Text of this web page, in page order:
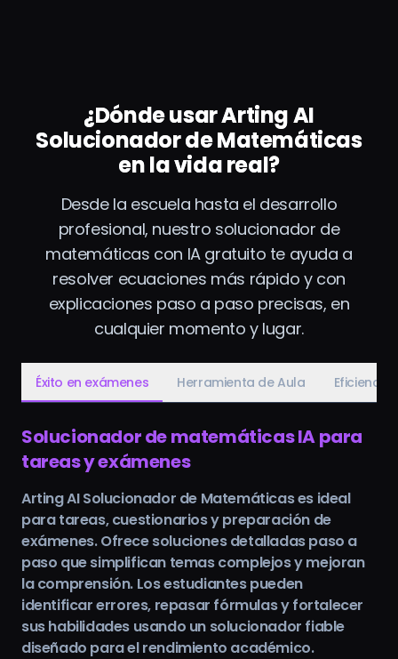
¿Dónde usar Arting AI
Solucionador de Matemáticas
en la vida real?
Desde la escuela hasta el desarrollo
profesional, nuestro solucionador de
matemáticas con IA gratuito te ayuda a
resolver ecuaciones más rápido y con
explicaciones paso a paso precisas, en
cualquier momento y lugar.
Éxito en exámenes Herramienta de Aula Eficiencia
Solucionador de matemáticas IA para
tareas y exámenes
Arting AI Solucionador de Matemáticas es ideal
para tareas, cuestionarios y preparación de
exámenes. Ofrece soluciones detalladas paso a
paso que simplifican temas complejos y mejoran
la comprensión. Los estudiantes pueden
identificar errores, repasar fórmulas y fortalecer
sus habilidades usando un solucionador fiable
diseñado para el rendimiento académico.